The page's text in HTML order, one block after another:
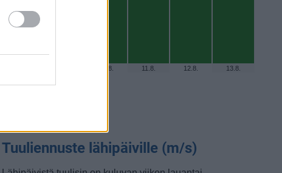
10.8. 11.8. 12.8. 13.8.
Tuuliennuste lähipäiville (m/s)